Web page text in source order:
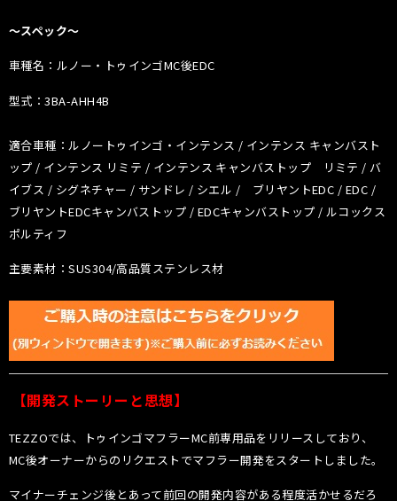
〜スペック〜
車種名：ルノー・トゥインゴMC後EDC
型式 ：3BA-AHH4B
適合車種：ルノートゥインゴ・インテンス / インテンス キャンバスト
ップ / インテンス リミテ / インテンス キャンバストップ リミテ / バ
イブス / シグネチャー / サンドレ / シエル / ブリヤントEDC / EDC /
ブリヤントEDCキャンバストップ / EDCキャンバストップ / ルコックス
ポルティフ
主要素材：SUS304/高品質ステンレス材
【開発ストーリーと思想】
TEZZOでは、トゥインゴマフラーMC前専用品をリリースしており、
MC後オーナーからのリクエストでマフラー開発をスタートしました。
マイナーチェンジ後とあって前回の開発内容がある程度活かせるだろ